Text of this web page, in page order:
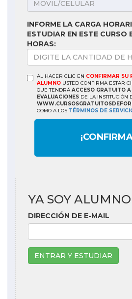
INFORME LA CARGA
ESTUDIAR EN ESTE CURSO
HORAS:
AL HACER CLIC EN CONFIRMAR SU
ALUMNO USTED CONFIRMA ESTAR
QUE TENDRÁ ACCESO GRATUITO A
EVALUACIONES DE LA INSTITUCIÓN
COMO A LOS TÉRMINOS DE
YA SOY ALUMNO
DIRECCIÓN DE E-MAIL
ENTRAR Y ESTUDIAR